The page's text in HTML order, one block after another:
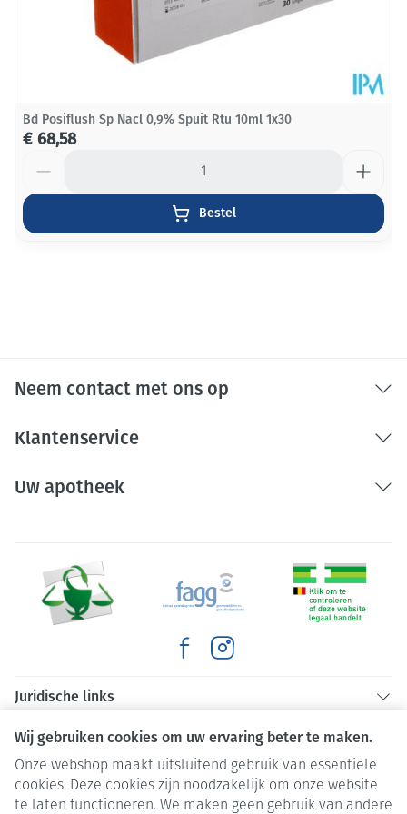
Wij gebruiken cookies om uw ervaring beter te maken.
Onze webshop maakt uitsluitend gebruik van essentiële
cookies. Deze cookies zijn noodzakelijk om onze website
te laten functioneren. We maken geen gebruik van andere
Bd Posiflush Sp Nacl 0,9% Spuit Rtu 10ml 1x30
€ 68,58
Bestel
Neem contact met ons op
Klantenservice
Uw apotheek
Juridische links